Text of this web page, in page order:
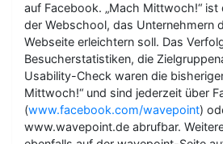
auf Facebook. „Mach Mittwoch!“
der Webschool, das Unternehmern
Webseite erleichtern soll. Das
Besucherstatistiken, die
Usability-Check waren die
Mittwoch!“ und sind jederzeit über
(www.facebook.com/wavepoint)
www.wavepoint.de abrufbar.